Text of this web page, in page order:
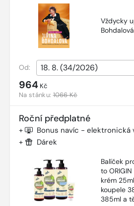
Vždycky
Bohdalová
Od:
964 Kč
Na stánku:1066 Kč
Roční předplatné
+ Bonus navíc - elektronická
+ Dárek
Balíček
to
krém
koupele
385ml a